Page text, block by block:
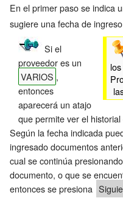
En el primer paso se indica
sugiere una fecha de
los
Si el
proveedor es un
VARIOS ,
entonces
aparecerá un atajo
que permite ver el historial
Según la fecha indicada
ingresado documentos
cual se continúa presionando
documento, o que se
entonces se presiona